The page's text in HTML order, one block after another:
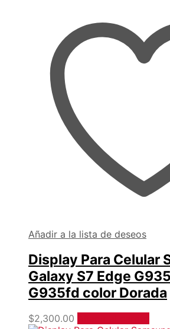
Añadir a la lista de deseos
Display Para Celular
Galaxy S7 Edge
G935fd color Dorada
$2,300.00